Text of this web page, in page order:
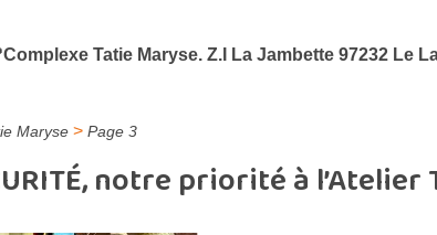
Tatie Maryse. Z.I La Jambette 97232 Le
Maryse > Page 3
notre priorité à